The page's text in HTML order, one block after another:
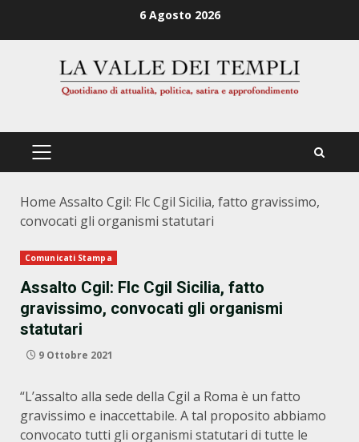
6 Agosto 2026
PRIMÄRES
Home Assalto Cgil: Flc Cgil Sicilia, fatto gravissimo,
convocati gli organismi statutari
Comunicati Stampa
Assalto Cgil: Flc Cgil Sicilia, fatto
gravissimo, convocati gli organismi
statutari
9 Ottobre 2021
“L’assalto alla sede della Cgil a Roma è un fatto
gravissimo e inaccettabile. A tal proposito abbiamo
convocato tutti gli organismi statutari di tutte le